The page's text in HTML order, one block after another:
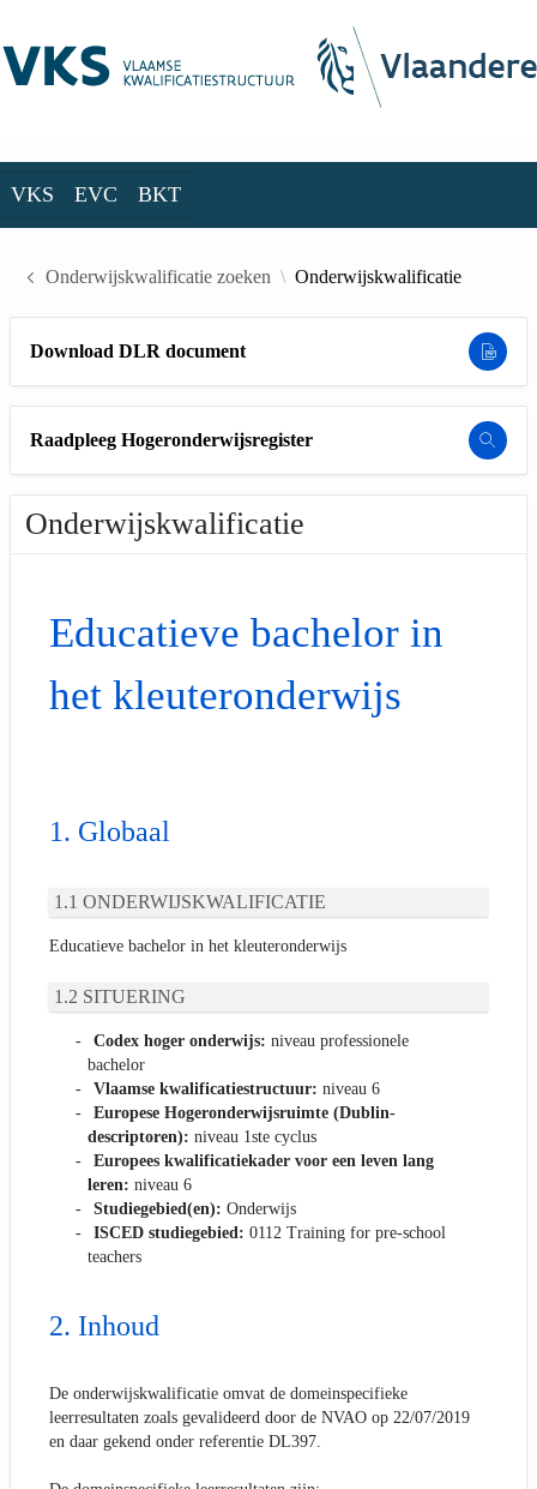
VKS EVC BKT
Onderwijskwalificatie zoeken Onderwijskwalificatie
Download DLR document
Raadpleeg Hogeronderwijsregister
Onderwijskwalificatie
Educatieve bachelor in
het kleuteronderwijs
Globaal
ONDERWIJSKWALIFICATIE
Educatieve bachelor in het kleuteronderwijs
SITUERING
Codex hoger onderwijs: niveau professionele
bachelor
Vlaamse kwalificatiestructuur: niveau 6
Europese Hogeronderwijsruimte (Dublin-
descriptoren): niveau 1ste cyclus
Europees kwalificatiekader voor een leven lang
leren: niveau 6
Studiegebied(en): Onderwijs
ISCED studiegebied: 0112 Training for pre-school
teachers
Inhoud
De onderwijskwalificatie omvat de domeinspecifieke
leerresultaten zoals gevalideerd door de NVAO op 22/07/2019
en daar gekend onder referentie DL397.